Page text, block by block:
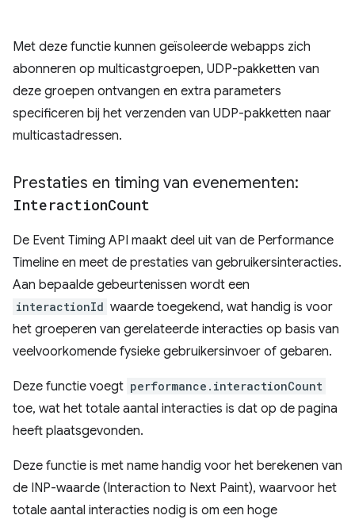
Met deze functie kunnen geïsoleerde webapps zich
abonneren op multicastgroepen, UDP-pakketten van
deze groepen ontvangen en extra parameters
specificeren bij het verzenden van UDP-pakketten naar
multicastadressen.
Prestaties en timing van evenementen:
InteractionCount
De Event Timing API maakt deel uit van de Performance
Timeline en meet de prestaties van gebruikersinteracties.
Aan bepaalde gebeurtenissen wordt een
interactionId waarde toegekend, wat handig is voor
het groeperen van gerelateerde interacties op basis van
veelvoorkomende fysieke gebruikersinvoer of gebaren.
Deze functie voegt performance.interactionCount
toe, wat het totale aantal interacties is dat op de pagina
heeft plaatsgevonden.
Deze functie is met name handig voor het berekenen van
de INP-waarde (Interaction to Next Paint), waarvoor het
totale aantal interacties nodig is om een ​​hoge